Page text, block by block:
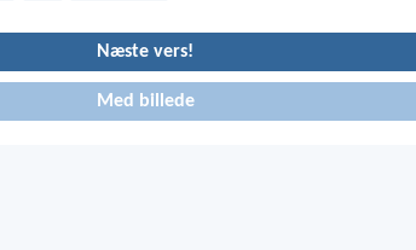
Næste vers!
Med billede